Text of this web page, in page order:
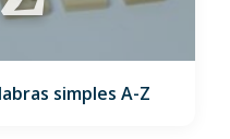
simples A-Z